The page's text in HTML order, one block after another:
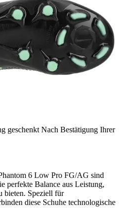
geschenkt Nach Bestätigung Ihrer
6 Low Pro FG/AG sind
perfekte Balance aus Leistung,
bieten. Speziell für
diese Schuhe technologische